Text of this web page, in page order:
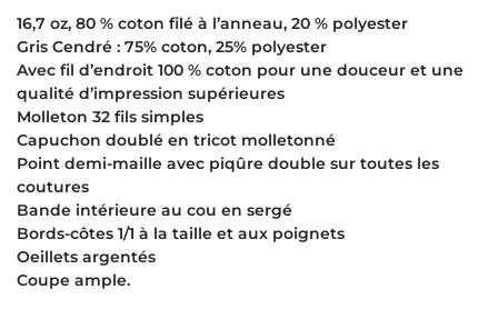
16,7 oz, 80 % coton filé à l’anneau, 20 % polyester
Gris Cendré : 75% coton, 25% polyester
Avec fil d’endroit 100 % coton pour une douceur et une
qualité d’impression supérieures
Molleton 32 fils simples
Capuchon doublé en tricot molletonné
Point demi-maille avec piqûre double sur toutes les
coutures
Bande intérieure au cou en sergé
Bords-côtes 1/1 à la taille et aux poignets
Oeillets argentés
Coupe ample.